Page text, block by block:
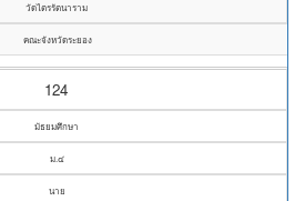
วัดไตรรัตนาราม
คณะจังหวัดระยอง
124
มัธยมศึกษา
ม.๔
นาย